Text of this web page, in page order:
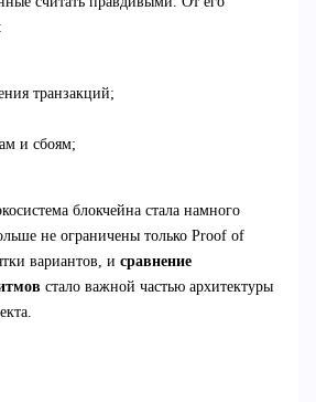
транзакций;
и сбоям;
блокчейна стала намного
не ограничены только Proof of
вариантов, и сравнение
стало важной частью архитектуры